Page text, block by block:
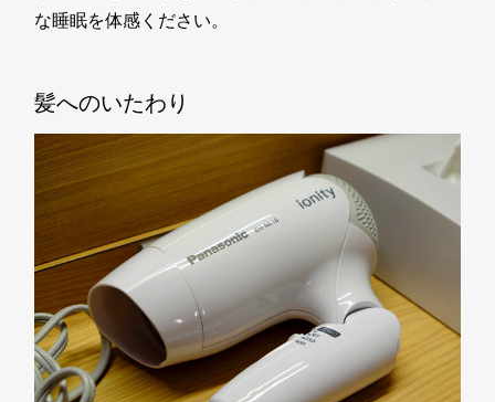
な睡眠を体感ください。
髪へのいたわり